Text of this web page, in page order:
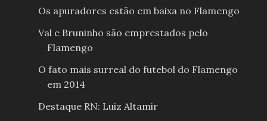
Os apuradores estão em baixa no Flamengo
Val e Bruninho são emprestados pelo
Flamengo
O fato mais surreal do futebol do Flamengo
em 2014
Destaque RN: Luiz Altamir